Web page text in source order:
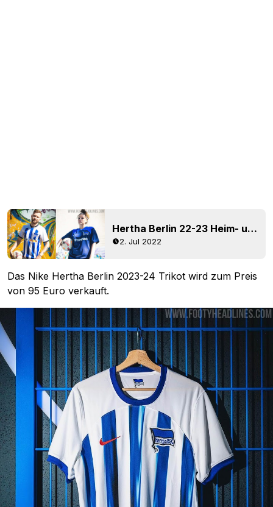
Hertha Berlin 22-23 Heim- und Auswärtstrikots veröffentlicht
2. Jul 2022
Das Nike Hertha Berlin 2023-24 Trikot wird zum Preis
von 95 Euro verkauft.